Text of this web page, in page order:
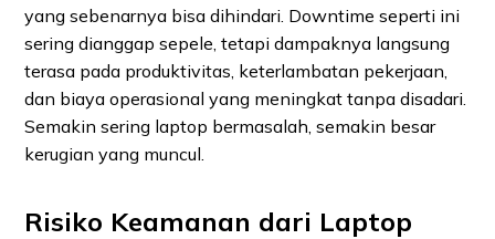
yang sebenarnya bisa dihindari. Downtime seperti ini
sering dianggap sepele, tetapi dampaknya langsung
terasa pada produktivitas, keterlambatan pekerjaan,
dan biaya operasional yang meningkat tanpa disadari.
Semakin sering laptop bermasalah, semakin besar
kerugian yang muncul.
Risiko Keamanan dari Laptop